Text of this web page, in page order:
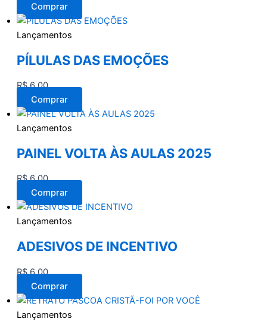
Comprar
Lançamentos
PÍLULAS DAS EMOÇÕES
R$6,00
Comprar
Lançamentos
PAINEL VOLTA ÀS AULAS 2025
R$6,00
Comprar
Lançamentos
ADESIVOS DE INCENTIVO
R$6,00
Comprar
Lançamentos